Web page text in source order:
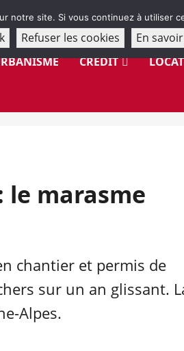
CRÉDIT
le marasme
chantier et permis de
sur un an glissant.
Alpes.
notre site. Si vous continuez à utiliser
Refuser les cookies En